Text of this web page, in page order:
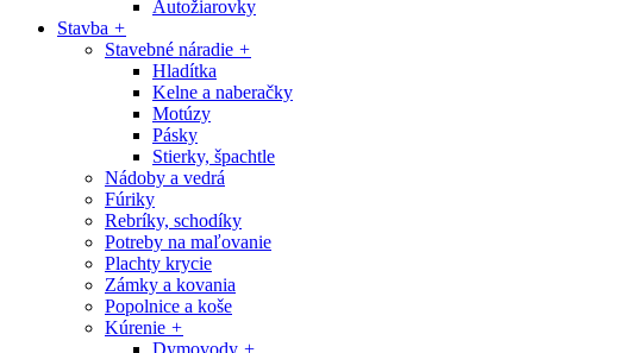
Autožiarovky
Stavba +
Stavebné náradie +
Hladítka
Kelne a naberačky
Motúzy
Pásky
Stierky, špachtle
Nádoby a vedrá
Fúriky
Rebríky, schodíky
Potreby na maľovanie
Plachty krycie
Zámky a kovania
Popolnice a koše
Kúrenie +
Dymovody +